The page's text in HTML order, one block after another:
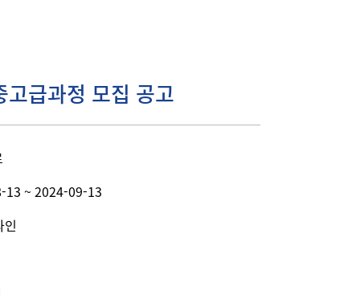
급과정 모집 공고
13 ~ 2024-09-13